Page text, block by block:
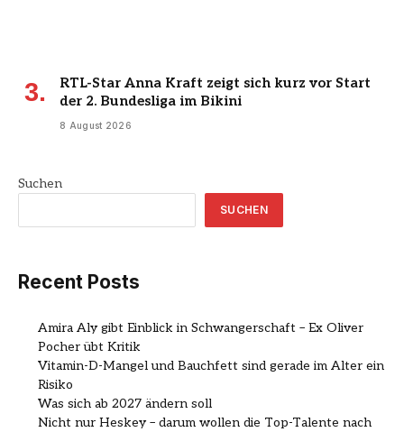
RTL-Star Anna Kraft zeigt sich kurz vor Start
der 2. Bundesliga im Bikini
8 August 2026
Suchen
SUCHEN
Recent Posts
Amira Aly gibt Einblick in Schwangerschaft – Ex Oliver
Pocher übt Kritik
Vitamin-D-Mangel und Bauchfett sind gerade im Alter ein
Risiko
Was sich ab 2027 ändern soll
Nicht nur Heskey – darum wollen die Top-Talente nach